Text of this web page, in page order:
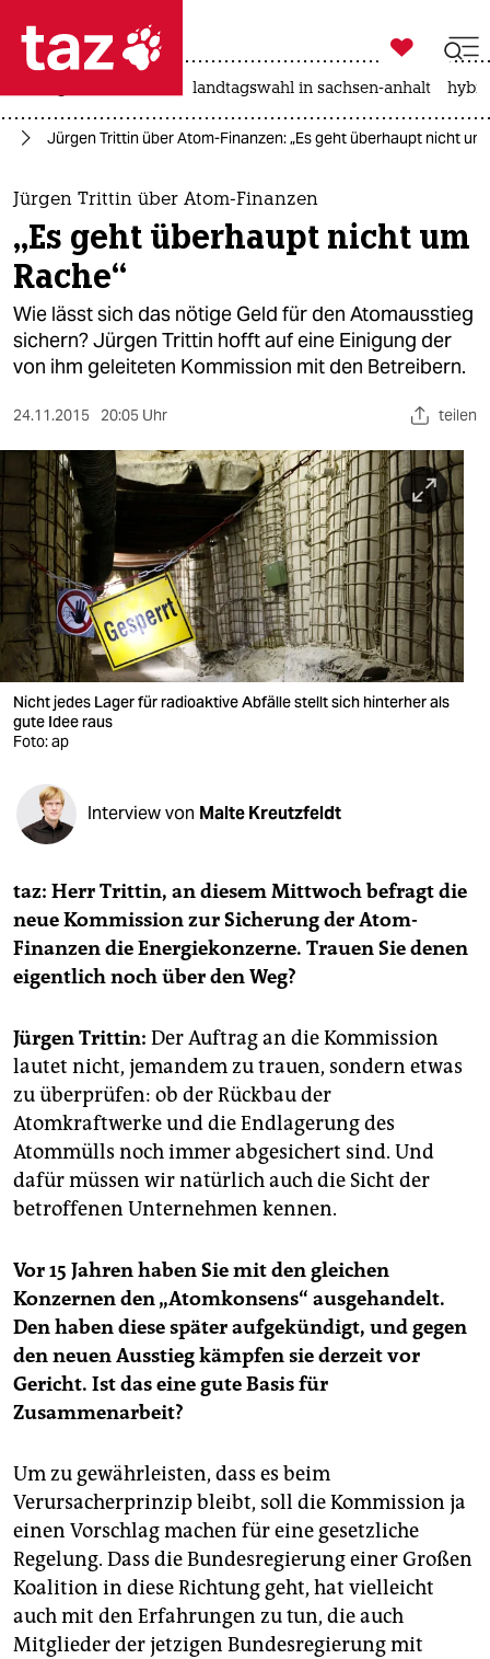
 taz zahl ich
taz zahl ich
themen
politik
öko
gesellschaft
sport
berlin
nord
wahrheit
verlag
verlag
veranstaltungen
fragen & hilfe
abo
genossenschaft
epaper login

taz zahl ich
landtagswahl in sachsen-anhalt
Jürgen Trittin über Atom-Finanzen: „Es geht überhaupt nicht um
Jürgen Trittin über Atom-Finanzen
„Es geht überhaupt nicht um
Rache“
Wie lässt sich das nötige Geld für den Atomausstieg
sichern? Jürgen Trittin hofft auf eine Einigung der
von ihm geleiteten Kommission mit den Betreibern.
24.11.2015 20:05 Uhr teilen
Nicht jedes Lager für radioaktive Abfälle stellt sich hinterher als
gute Idee raus
Foto: ap
Interview von Malte Kreutzfeldt
taz: Herr Trittin, an diesem Mittwoch befragt die
neue Kommission zur Sicherung der Atom-
Finanzen die Energiekonzerne. Trauen Sie denen
eigentlich noch über den Weg?
Jürgen Trittin: Der Auftrag an die Kommission
lautet nicht, jemandem zu trauen, sondern etwas
zu überprüfen: ob der Rückbau der
Atomkraftwerke und die Endlagerung des
Atommülls noch immer abgesichert sind. Und
dafür müssen wir natürlich auch die Sicht der
betroffenen Unternehmen kennen.
Vor 15 Jahren haben Sie mit den gleichen
Konzernen den „Atomkonsens“ ausgehandelt.
Den haben diese später aufgekündigt, und gegen
den neuen Ausstieg kämpfen sie derzeit vor
Gericht. Ist das eine gute Basis für
Zusammenarbeit?
Um zu gewährleisten, dass es beim
Verursacherprinzip bleibt, soll die Kommission ja
einen Vorschlag machen für eine gesetzliche
Regelung. Dass die Bundesregierung einer Großen
Koalition in diese Richtung geht, hat vielleicht
auch mit den Erfahrungen zu tun, die auch
Mitglieder der jetzigen Bundesregierung mit